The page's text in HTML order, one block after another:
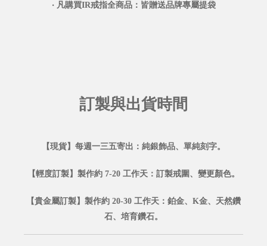
‧ 凡購買IR戒指全商品：皆贈送品牌專屬提袋
訂製與出貨時間
【現貨】每週一三五寄出：純銀飾品、單純刻字。
【輕度訂製】製作約 7-20 工作天：訂製戒圍、變更顏色。
【貴金屬訂製】製作約 20-30 工作天：鉑金、K金、天然鑽
石、培育鑽石。